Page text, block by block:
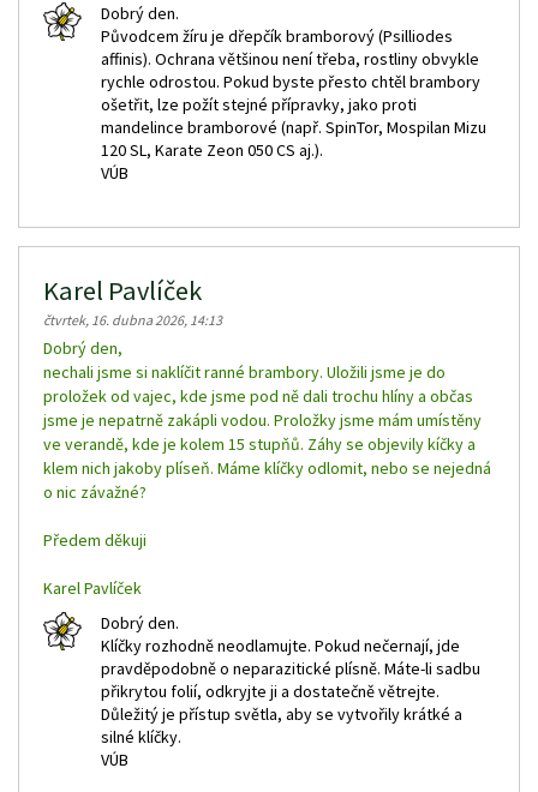
Dobrý den.
Původcem žíru je dřepčík bramborový (Psilliodes
affinis). Ochrana většinou není třeba, rostliny obvykle
rychle odrostou. Pokud byste přesto chtěl brambory
ošetřit, lze požít stejné přípravky, jako proti
mandelince bramborové (např. SpinTor, Mospilan Mizu
120 SL, Karate Zeon 050 CS aj.).
VÚB
Karel Pavlíček
čtvrtek, 16. dubna 2026, 14:13
Dobrý den,
nechali jsme si naklíčit ranné brambory. Uložili jsme je do
proložek od vajec, kde jsme pod ně dali trochu hlíny a občas
jsme je nepatrně zakápli vodou. Proložky jsme mám umístěny
ve verandě, kde je kolem 15 stupňů. Záhy se objevily kíčky a
klem nich jakoby plíseň. Máme klíčky odlomit, nebo se nejedná
o nic závažné?
Předem děkuji
Karel Pavlíček
Dobrý den.
Klíčky rozhodně neodlamujte. Pokud nečernají, jde
pravděpodobně o neparazitické plísně. Máte-li sadbu
přikrytou folií, odkryjte ji a dostatečně větrejte.
Důležitý je přístup světla, aby se vytvořily krátké a
silné klíčky.
VÚB